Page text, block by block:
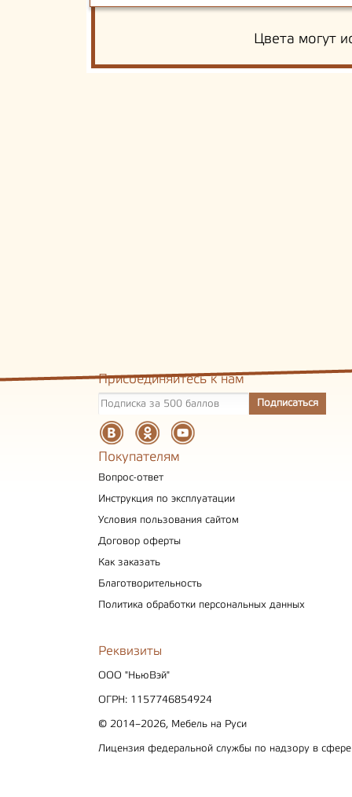
Цвета могут
Присоединяйтесь к нам
Покупателям
Вопрос-ответ
Инструкция по эксплуатации
Условия пользования сайтом
Договор оферты
Как заказать
Благотворительность
Политика обработки персональных данных
Реквизиты
ООО "НьюВэй"
ОГРН: 1157746854924
© 2014–2026, Мебель на Руси
Лицензия федеральной службы по надзору в